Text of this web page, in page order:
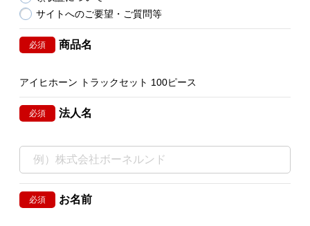
サイトへのご要望・ご質問等
必須 商品名
アイヒホーン トラックセット 100ピース
必須 法人名
必須 お名前